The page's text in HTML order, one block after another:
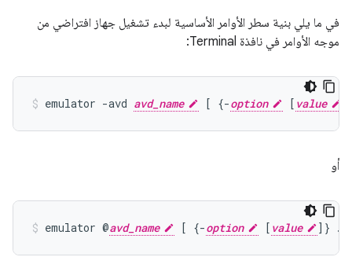
في ما يلي بنية سطر الأوامر الأساسية لبدء تشغيل جهاز افتراضي من
موجه الأوامر في نافذة Terminal:
emulator -avd avd_name [ {-option [ value
أو
emulator @avd_name [ {-option [ value